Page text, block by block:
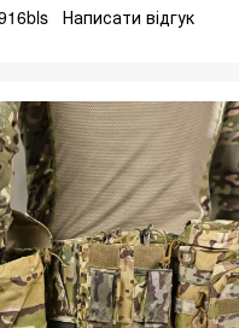
Написати відгук